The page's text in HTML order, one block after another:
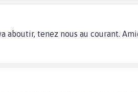
aboutir, tenez nous au courant.